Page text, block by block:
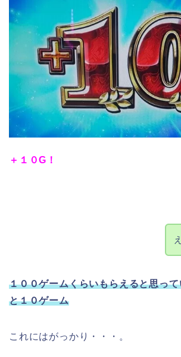
＋１０G！
１００ゲームくらいもらえると思っ
と１０ゲーム
これにはがっかり・・・。